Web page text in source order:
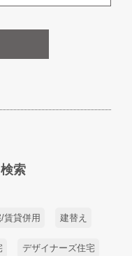
索
賃貸併用 建替え
デザイナーズ住宅